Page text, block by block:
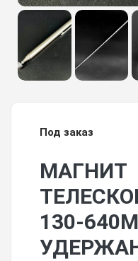
Под заказ
МАГНИТ
130-